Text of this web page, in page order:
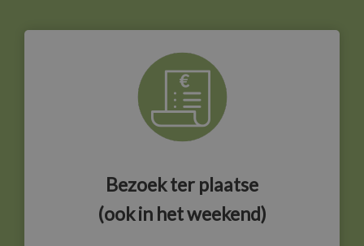
Bezoek ter plaatse
(ook in het weekend)